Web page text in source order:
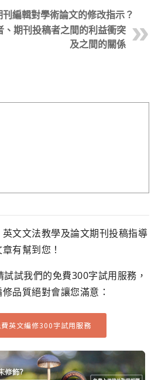
編輯對學術論文的修改指示？
、期刊投稿者之間的利益衝突
及之間的關係
文文法教學及論文期刊投稿指導
有幫到您！
試我們的免費300字試用服務，
品質絕對會讓您滿意：
英文編修300字試用服務